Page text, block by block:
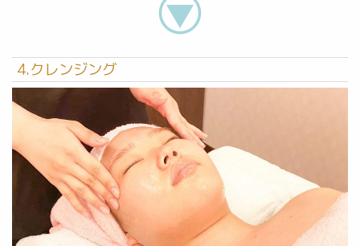
4.クレンジング